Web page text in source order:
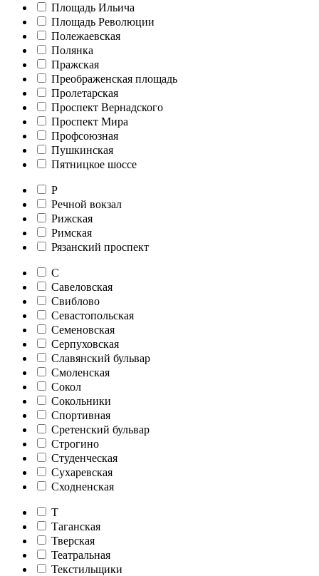
Площадь Ильича
Площадь Революции
Полежаевская
Полянка
Пражская
Преображенская площадь
Пролетарская
Проспект Вернадского
Проспект Мира
Профсоюзная
Пушкинская
Пятницкое шоссе
Р
Речной вокзал
Рижская
Римская
Рязанский проспект
С
Савеловская
Свиблово
Севастопольская
Семеновская
Серпуховская
Славянский бульвар
Смоленская
Сокол
Сокольники
Спортивная
Сретенский бульвар
Строгино
Студенческая
Сухаревская
Сходненская
Т
Таганская
Тверская
Театральная
Текстильщики